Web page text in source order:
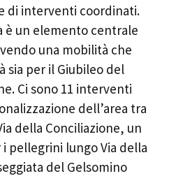
di interventi coordinati.
è un elemento centrale
una mobilità che
sia per il Giubileo del
Ci sono 11 interventi
dell’area tra
della Conciliazione, un
pellegrini lungo Via della
del Gelsomino